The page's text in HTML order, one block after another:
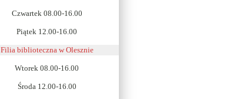
Czwartek 08.00-16.00
Piątek 12.00-16.00
Filia biblioteczna w Olesznie
Wtorek 08.00-16.00
Środa 12.00-16.00